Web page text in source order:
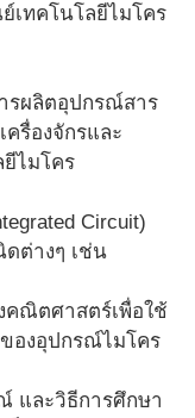
เทคโนโลยีไมโคร
รผลิตอุปกรณ์สาร
รื่องจักรและ
ยีไมโคร
Circuit)
ดต่างๆ เช่น
ณิตศาสตร์เพื่อใช้
องอุปกรณ์ไมโคร
และวิธีการศึกษา